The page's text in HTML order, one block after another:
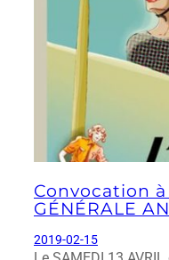
Convocation à
GÉNÉRALE
2019-02-15